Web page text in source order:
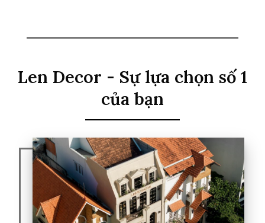
Len Decor - Sự lựa chọn số 1
của bạn